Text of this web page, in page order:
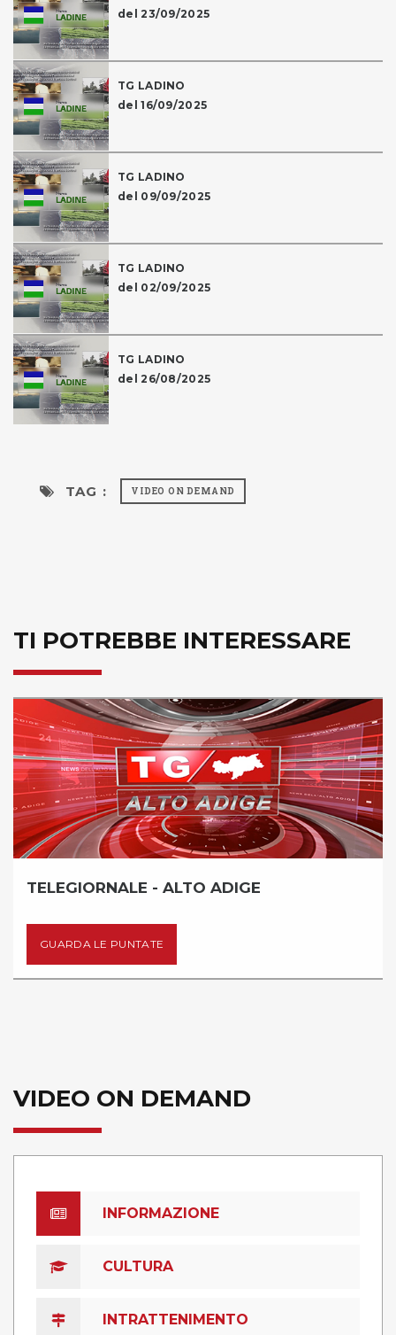
del 23/09/2025
TG LADINO
del 16/09/2025
TG LADINO
del 09/09/2025
TG LADINO
del 02/09/2025
TG LADINO
del 26/08/2025
TAG : VIDEO ON DEMAND
TI POTREBBE INTERESSARE
- ALTO ADIGE
PUNTATE
VIDEO ON DEMAND
INFORMAZIONE
CULTURA
INTRATTENIMENTO